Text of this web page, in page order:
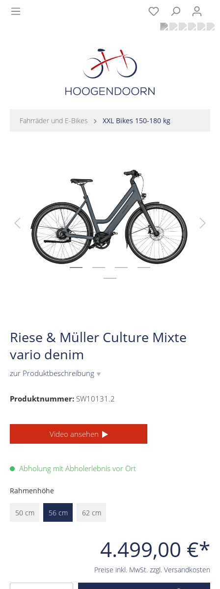
Fahrräder und E-Bikes XXL Bikes 150-180 kg
Riese & Müller Culture Mixte
vario denim
zur Produktbeschreibung ▼
Produktnummer: SW10131.2
Video ansehen
4.499,00 €*
Preise inkl. MwSt. zzgl. Versandkosten
Abholung mit Abholerlebnis vor Ort
Rahmenhöhe
50 cm 56 cm 62 cm